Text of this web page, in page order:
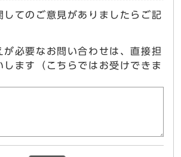
してのご意見がありましたらご記
が必要なお問い合わせは、直接担
します（こちらではお受けできま